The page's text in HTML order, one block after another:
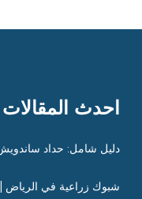
احدث المقالات
دليل شامل: حداد ساندويش بلن،
شبوك زراعية في الرياض |